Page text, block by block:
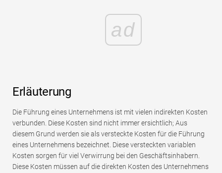
ad
Erläuterung
Die Führung eines Unternehmens ist mit vielen indirekten Kosten
verbunden. Diese Kosten sind nicht immer ersichtlich; Aus
diesem Grund werden sie als versteckte Kosten für die Führung
eines Unternehmens bezeichnet. Diese versteckten variablen
Kosten sorgen für viel Verwirrung bei den Geschäftsinhabern.
Diese Kosten müssen auf die direkten Kosten des Unternehmens